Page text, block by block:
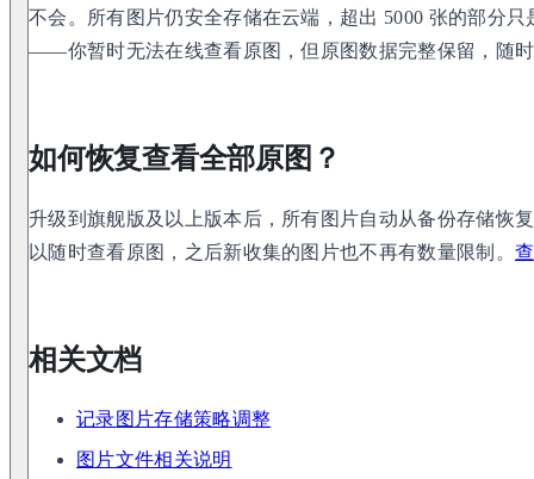
不会。所有图片仍安全存储在云端，超出 5000 张的部分
——你暂时无法在线查看原图，但原图数据完整保留，随
如何恢复查看全部原图？
升级到旗舰版及以上版本后，所有图片自动从备份存储恢
以随时查看原图，之后新收集的图片也不再有数量限制。
相关文档
记录图片存储策略调整
图片文件相关说明